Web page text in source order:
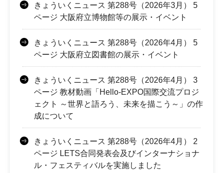
きょういくニュース 第288号（2026年3月） 5
ページ 大阪府立博物館等の展示・イベント
きょういくニュース 第288号（2026年4月） 5
ページ 大阪府立図書館の展示・イベント
きょういくニュース 第288号（2026年4月） 3
ページ 教材動画「Hello-EXPO国際交流プロジ
ェクト ～世界と語ろう、未来を描こう～」の作
成について
きょういくニュース 第288号（2026年4月） 2
ページ LETS合同発表会及びインターナショナ
ル・フェスティバルを実施しました